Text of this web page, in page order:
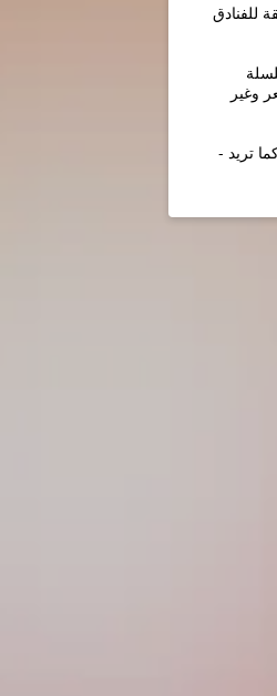
للفنادق
وغير
تريد -